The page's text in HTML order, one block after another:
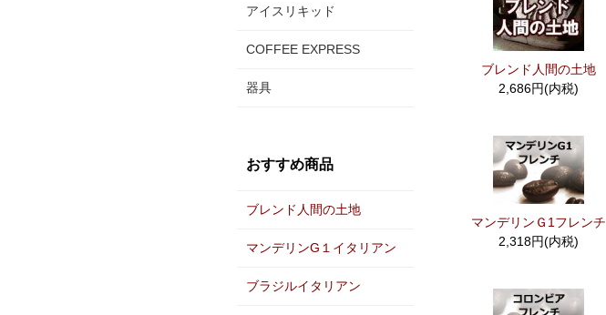
ブレンド人間の土地
2,686円(内税)
マンデリンＧ1フレンチ
2,318円(内税)
アイスリキッド
COFFEE EXPRESS
器具
おすすめ商品
ブレンド人間の土地
マンデリンG１イタリアン
ブラジルイタリアン